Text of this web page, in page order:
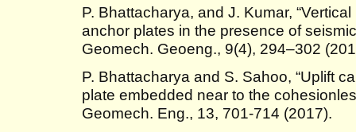
P. Bhattacharya, and J. Kumar,
anchor plates in the presence of
Geomech. Geoeng., 9(4), 294–302
P. Bhattacharya and S. Sahoo, “Uplift
plate embedded near to the
Geomech. Eng., 13, 701-714 (2017).